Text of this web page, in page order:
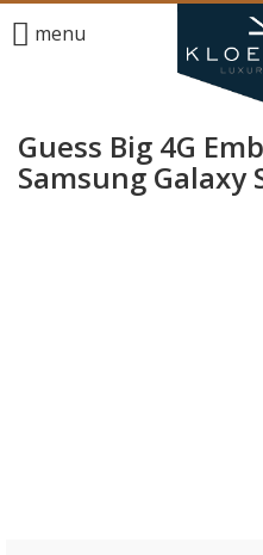
menu
Guess Big 4G
Samsung Galaxy